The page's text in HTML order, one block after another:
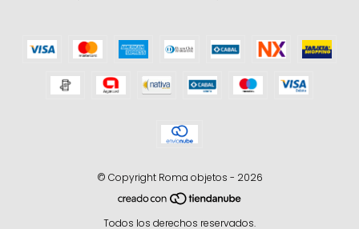
© Copyright Roma objetos - 2026
Todos los derechos reservados.